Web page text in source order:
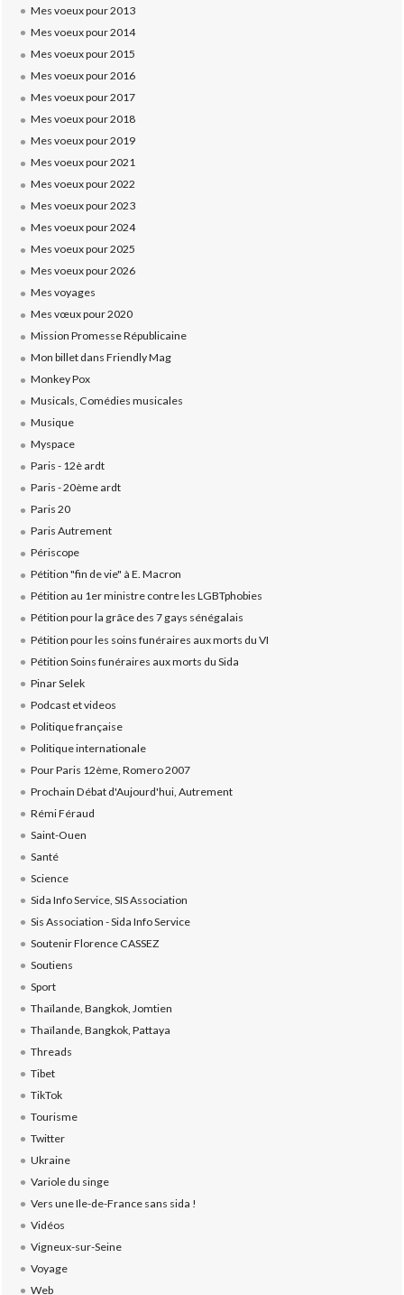
Mes voeux pour 2013
Mes voeux pour 2014
Mes voeux pour 2015
Mes voeux pour 2016
Mes voeux pour 2017
Mes voeux pour 2018
Mes voeux pour 2019
Mes voeux pour 2021
Mes voeux pour 2022
Mes voeux pour 2023
Mes voeux pour 2024
Mes voeux pour 2025
Mes voeux pour 2026
Mes voyages
Mes vœux pour 2020
Mission Promesse Républicaine
Mon billet dans Friendly Mag
Monkey Pox
Musicals, Comédies musicales
Musique
Myspace
Paris - 12è ardt
Paris - 20ème ardt
Paris 20
Paris Autrement
Périscope
Pétition "fin de vie" à E. Macron
Pétition au 1er ministre contre les LGBTphobies
Pétition pour la grâce des 7 gays sénégalais
Pétition pour les soins funéraires aux morts du VI
Pétition Soins funéraires aux morts du Sida
Pinar Selek
Podcast et videos
Politique française
Politique internationale
Pour Paris 12ème, Romero 2007
Prochain Débat d'Aujourd'hui, Autrement
Rémi Féraud
Saint-Ouen
Santé
Science
Sida Info Service, SIS Association
Sis Association - Sida Info Service
Soutenir Florence CASSEZ
Soutiens
Sport
Thaïlande, Bangkok, Jomtien
Thaïlande, Bangkok, Pattaya
Threads
Tibet
TikTok
Tourisme
Twitter
Ukraine
Variole du singe
Vers une Ile-de-France sans sida !
Vidéos
Vigneux-sur-Seine
Voyage
Web